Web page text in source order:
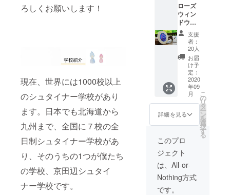
ろしくお願いします！
現在、世界には1000校以上
のシュタイナー学校があり
ます。日本でも北海道から
九州まで、全国に７校の全
日制シュタイナー学校があ
り、そのうちの1つが僕たち
の学校、京田辺シュタイ
ナー学校です。
ローズ
ウィン
ドウと
糸掛け
グラ
フィッ
クのし
おり
（模様
や色は
選べま
ん）、
感謝状
支援
者：
20人
お届
け予
定：
2020
年09
月
詳細を見る
こ
の
リ
タ
ー
ン
を
選
択
す
る
このプロ
ジェクト
は、All-or-
Nothing方式
です。